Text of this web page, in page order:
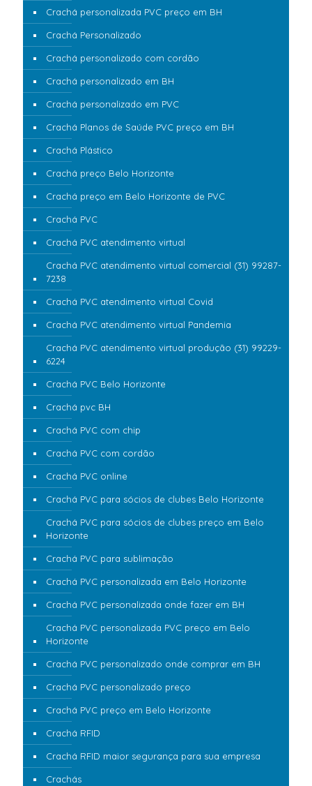
Crachá personalizada PVC preço em BH
Crachá Personalizado
Crachá personalizado com cordão
Crachá personalizado em BH
Crachá personalizado em PVC
Crachá Planos de Saúde PVC preço em BH
Crachá Plástico
Crachá preço Belo Horizonte
Crachá preço em Belo Horizonte de PVC
Crachá PVC
Crachá PVC atendimento virtual
Crachá PVC atendimento virtual comercial (31) 99287-
7238
Crachá PVC atendimento virtual Covid
Crachá PVC atendimento virtual Pandemia
Crachá PVC atendimento virtual produção (31) 99229-
6224
Crachá PVC Belo Horizonte
Crachá pvc BH
Crachá PVC com chip
Crachá PVC com cordão
Crachá PVC online
Crachá PVC para sócios de clubes Belo Horizonte
Crachá PVC para sócios de clubes preço em Belo
Horizonte
Crachá PVC para sublimação
Crachá PVC personalizada em Belo Horizonte
Crachá PVC personalizada onde fazer em BH
Crachá PVC personalizada PVC preço em Belo
Horizonte
Crachá PVC personalizado onde comprar em BH
Crachá PVC personalizado preço
Crachá PVC preço em Belo Horizonte
Crachá RFID
Crachá RFID maior segurança para sua empresa
Crachás